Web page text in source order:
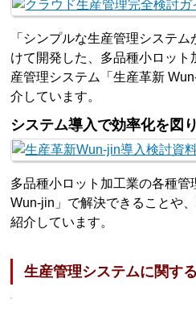
「シンプルな生産管理システ
けて開発した、多品種小ロッ
産管理システム「生産革新
介しています。
システム導入で効率化を図
多品種小ロット加工業の各種
Wun-jin」で解決できることや
紹介しています。
生産管理システムに関す